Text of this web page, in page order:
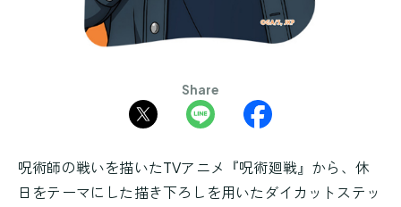
Share
呪術師の戦いを描いたTVアニメ『呪術廻戦』から、休
日をテーマにした描き下ろしを用いたダイカットステッ